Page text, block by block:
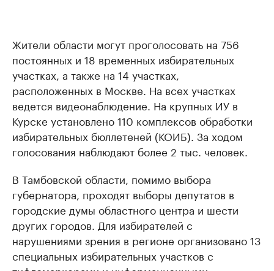
Жители области могут проголосовать на 756
постоянных и 18 временных избирательных
участках, а также на 14 участках,
расположенных в Москве. На всех участках
ведется видеонаблюдение. На крупных ИУ в
Курске установлено 110 комплексов обработки
избирательных бюллетеней (КОИБ). За ходом
голосования наблюдают более 2 тыс. человек.
В Тамбовской области, помимо выбора
губернатора, проходят выборы депутатов в
городские думы областного центра и шести
других городов. Для избирателей с
нарушениями зрения в регионе организовано 13
специальных избирательных участков с